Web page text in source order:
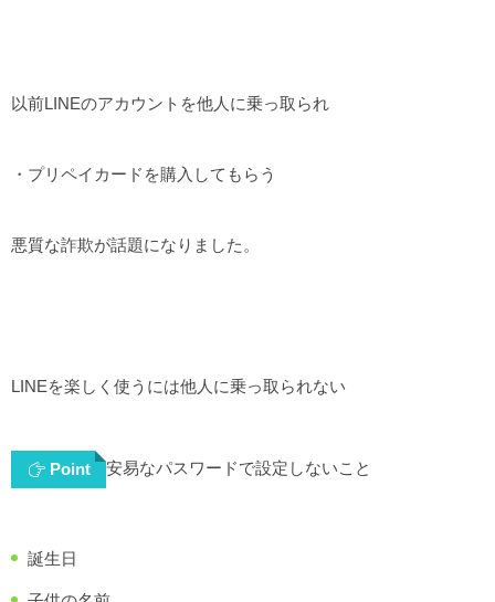
以前LINEのアカウントを他人に乗っ取られ
・プリペイカードを購入してもらう
悪質な詐欺が話題になりました。
LINEを楽しく使うには他人に乗っ取られない
Point 安易なパスワードで設定しないこと
誕生日